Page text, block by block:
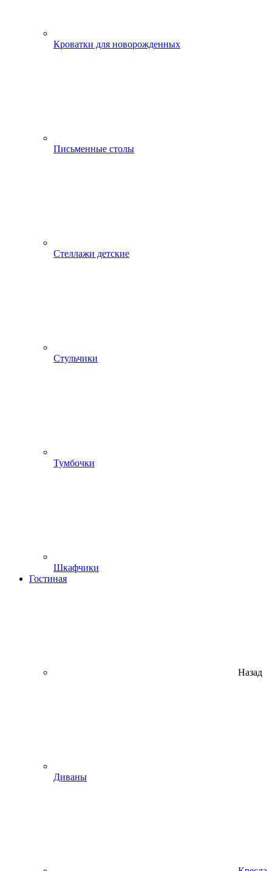
Кроватки для новорожденных
Письменные столы
Стеллажи детские
Стульчики
Тумбочки
Шкафчики
Гостиная
Назад
Диваны